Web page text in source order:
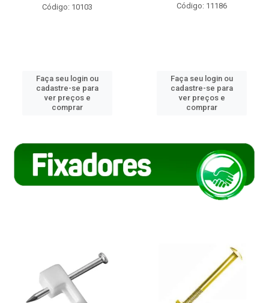
Código: 10103
Faça seu login ou
cadastre-se para
ver preços e
comprar
Código: 11186
Faça seu login ou
cadastre-se para
ver preços e
comprar